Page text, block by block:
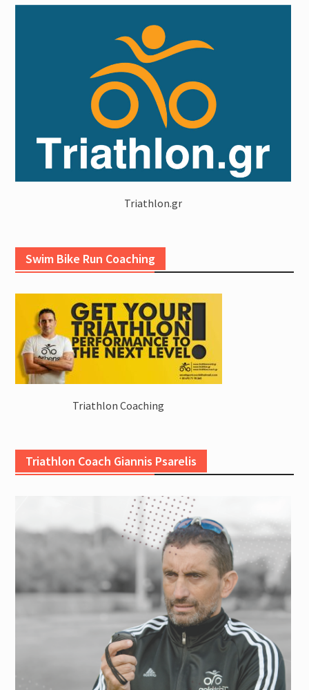
Triathlon.gr
Swim Bike Run Coaching
Triathlon Coaching
Triathlon Coach Giannis Psarelis